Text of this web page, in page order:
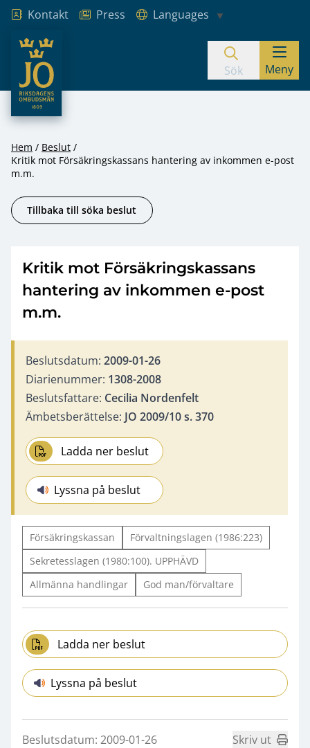
Hoppa till innehåll
Kontakt Press
Languages
JO – Riksdagens Ombudsmän
Sök Meny
Hem
Beslut
Kritik mot Försäkringskassans hantering av inkommen e-post
m.m.
Tillbaka till söka beslut
Kritik mot Försäkringskassans
hantering av inkommen e-post
m.m.
Beslutsdatum: 2009-01-26
Diarienummer: 1308-2008
Beslutsfattare: Cecilia Nordenfelt
Ämbetsberättelse: JO 2009/10 s. 370
Ladda ner beslut
Lyssna på beslut
Försäkringskassan
Förvaltningslagen (1986:223)
Sekretesslagen (1980:100). UPPHÄVD
Allmänna handlingar
God man/förvaltare
Ladda ner beslut
Lyssna på beslut
Beslutsdatum: 2009-01-26 Skriv ut